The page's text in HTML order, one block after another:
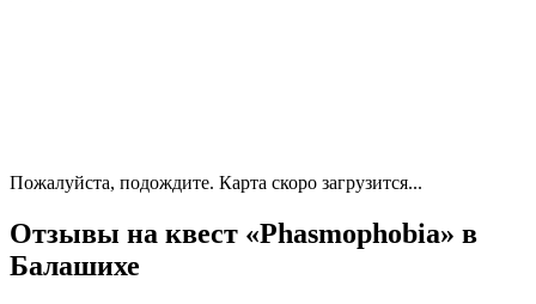
Пожалуйста, подождите. Карта скоро загрузится...
Отзывы на квест «Phasmophobia» в
Балашихе